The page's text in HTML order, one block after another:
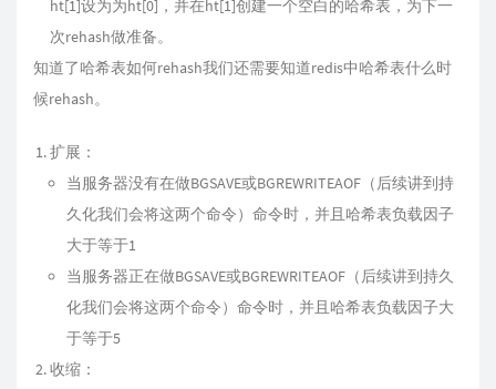
ht[1]设为为ht[0]，并在ht[1]创建一个空白的哈希表，为下一
次rehash做准备。
知道了哈希表如何rehash我们还需要知道redis中哈希表什么时
候rehash。
扩展：
当服务器没有在做BGSAVE或BGREWRITEAOF（后续讲到持
久化我们会将这两个命令）命令时，并且哈希表负载因子
大于等于1
当服务器正在做BGSAVE或BGREWRITEAOF（后续讲到持久
化我们会将这两个命令）命令时，并且哈希表负载因子大
于等于5
收缩：